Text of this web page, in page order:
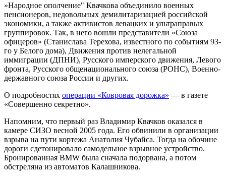
»Народное ополчение" Квачкова объединило военных
пенсионеров, недовольных демилитаризацией российской
экономики, а также активистов левацких и ультраправых
группировок. Так, в него вошли представители «Союза
офицеров» (Станислава Терехова, известного по событиям 93-
го у Белого дома), Движения против нелегальной
иммиграции (ДПНИ), Русского имперского движения, Левого
фронта, Русского общенационального союза (РОНС), Военно-
державного союза России и других.
О подробностях операции «Ковровая дорожка» — в газете
«Совершенно секретно».
Напомним, что первый раз Владимир Квачков оказался в
камере СИЗО весной 2005 года. Его обвинили в организации
взрыва на пути кортежа Анатолия Чубайса. Тогда на обочине
дороги сдетонировало самодельное взрывное устройство.
Бронированная BMW была сначала подорвана, а потом
обстреляна из автоматов Калашникова.